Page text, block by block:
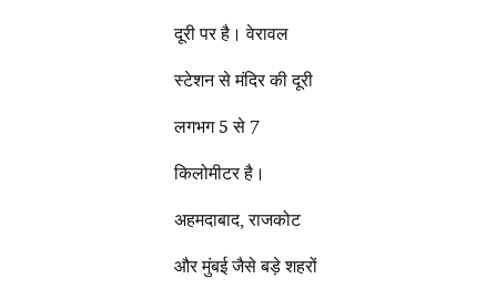
दूरी पर है। वेरावल
स्टेशन से मंदिर की दूरी
लगभग 5 से 7
किलोमीटर है।
अहमदाबाद, राजकोट
और मुंबई जैसे बड़े शहरों